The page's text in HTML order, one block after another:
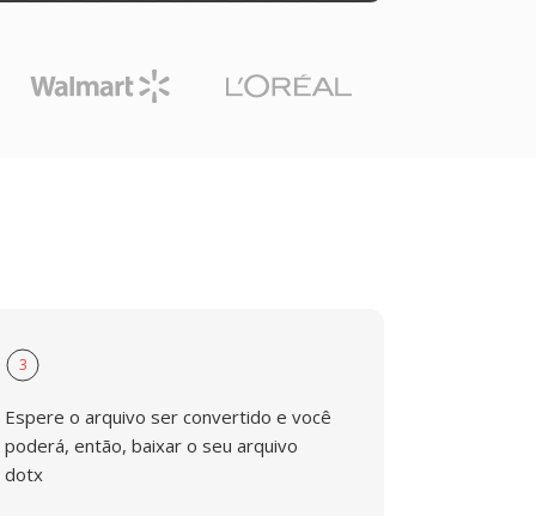
3
Espere o arquivo ser convertido e você
poderá, então, baixar o seu arquivo
dotx